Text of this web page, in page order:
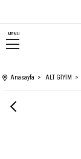
MENU
Anasayfa ALT GİYİM